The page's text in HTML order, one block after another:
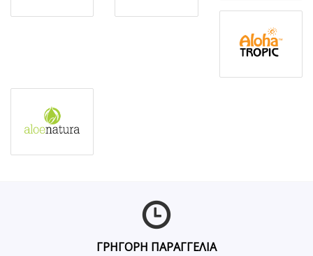
ΓΡΗΓΟΡΗ ΠΑΡΑΓΓΕΛΙΑ